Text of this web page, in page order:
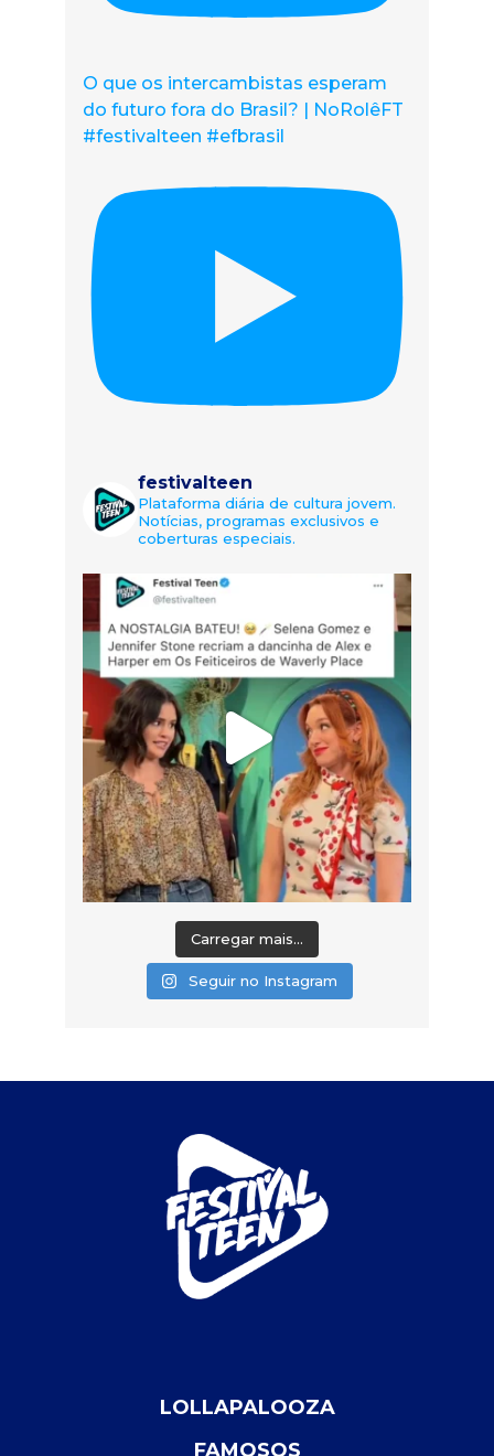
O que os intercambistas esperam
do futuro fora do Brasil? | NoRolêFT
#festivalteen #efbrasil
festivalteen
Plataforma diária de cultura jovem.
Notícias, programas exclusivos e
coberturas especiais.
Carregar mais...
Seguir no Instagram
LOLLAPALOOZA
FAMOSOS